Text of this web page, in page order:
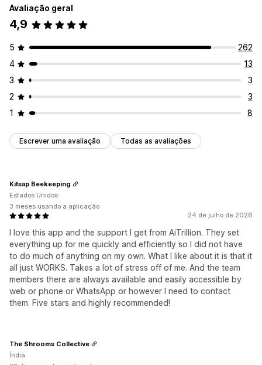
Avaliação geral
4,9
5
262
4
13
3
3
2
3
1
8
Escrever uma avaliação Todas as avaliações
24 de julho de 2026
I love this app and the support I get from AiTrillion. They set
everything up for me quickly and efficiently so I did not have
to do much of anything on my own. What I like about it is that it
all just WORKS. Takes a lot of stress off of me. And the team
members there are always available and easily accessible by
web or phone or WhatsApp or however I need to contact
them. Five stars and highly recommended!
Kitsap Beekeeping
Estados Unidos
3 meses usando a aplicação
The Shrooms Collective
Índia